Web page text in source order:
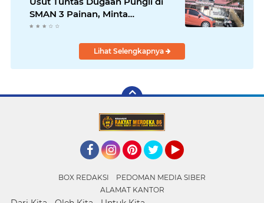
SMAN 3 Painan, Minta
Inspektorat Sumbar Lakukan
Lihat Selengkapnya
BOX REDAKSI
PEDOMAN MEDIA SIBER
ALAMAT KANTOR